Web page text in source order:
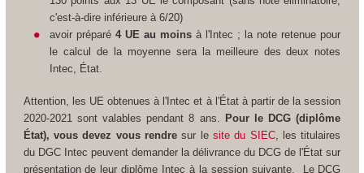
c'est-à-dire inférieure à 6/20)
avoir préparé4 UE au moins à l'Intec ; la note retenue pour
le calcul de la moyenne sera la meilleure des deux notes
Intec, État.
Attention, les UE obtenues à l'Intec et à l'État à partir de la session
2020-2021 sont valables pendant 8 ans. Pour le DCG (diplôme
État), vous devez vous rendresur lesite du SIEC, les titulaires
du DGC Intec peuvent demander la délivrance du DCG de l'État sur
présentation de leur diplôme Intec à la session suivante.
Le DCG